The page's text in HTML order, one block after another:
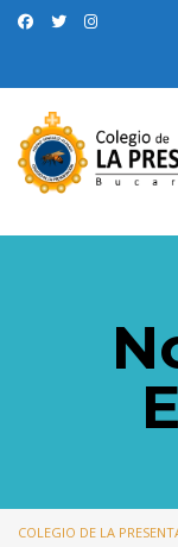
COLEGIO DE LA